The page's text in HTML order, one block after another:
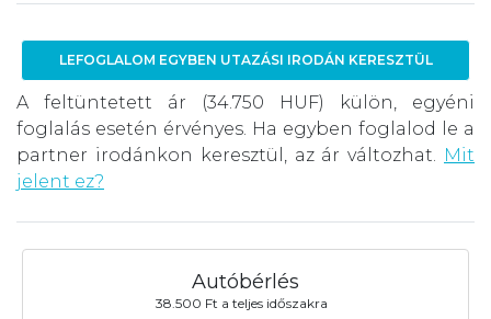
LEFOGLALOM EGYBEN UTAZÁSI IRODÁN KERESZTÜL
A feltüntetett ár (34.750 HUF) külön, egyéni
foglalás esetén érvényes. Ha egyben foglalod le a
partner irodánkon keresztül, az ár változhat. Mit
jelent ez?
Autóbérlés
38.500 Ft a teljes időszakra